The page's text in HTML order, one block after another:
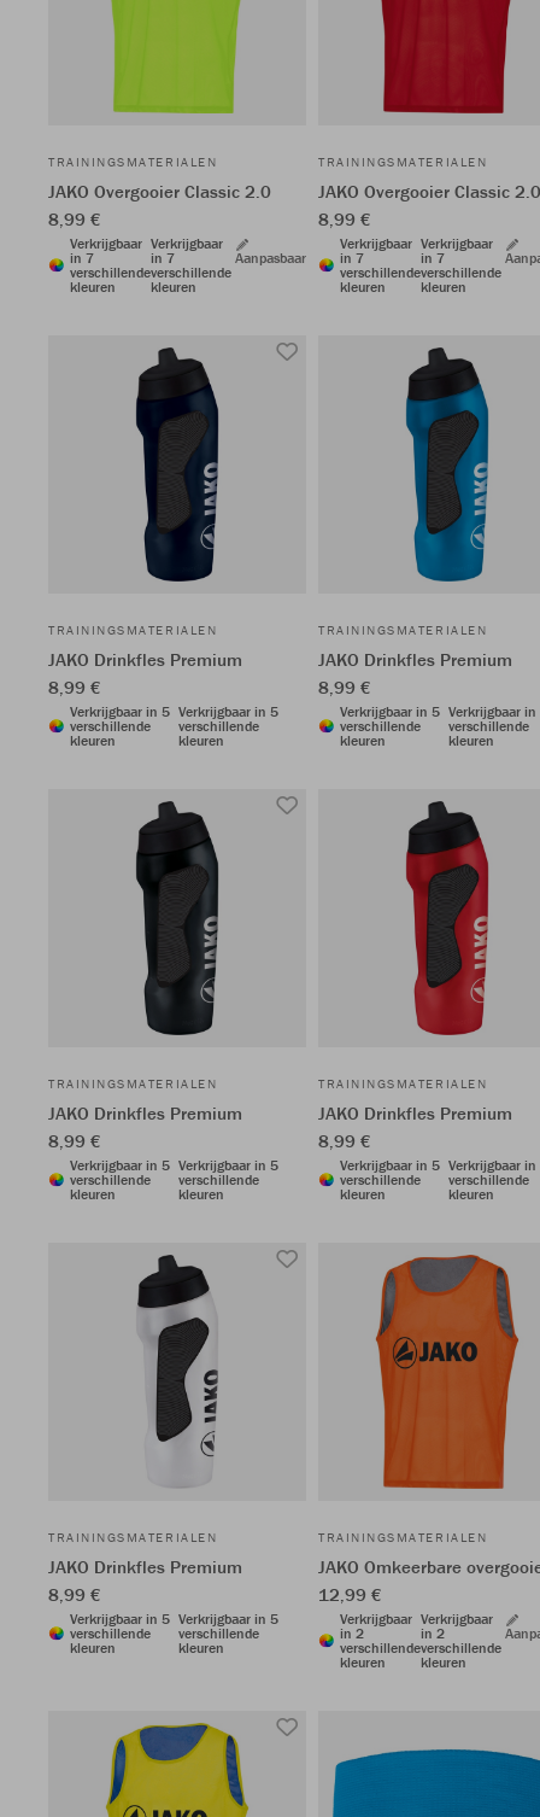
TRAININGSMATERIALEN
JAKO Overgooier Classic 2.0
8,99 €
Verkrijgbaar
in 7
verschillende
kleuren
Verkrijgbaar
in 7
verschillende
kleuren
Aanpasbaar
TRAININGSMATERIALEN
JAKO Overgooier Classic 2.0
8,99 €
Verkrijgbaar
in 7
verschillende
kleuren
Verkrijgbaar
in 7
verschillende
kleuren
TRAININGSMATERIALEN
JAKO Drinkfles Premium
8,99 €
Verkrijgbaar in 5
verschillende
kleuren
Verkrijgbaar in 5
verschillende
kleuren
TRAININGSMATERIALEN
JAKO Drinkfles Premium
8,99 €
Verkrijgbaar in 5
verschillende
kleuren
Verkrijgbaar in
verschillende
kleuren
TRAININGSMATERIALEN
JAKO Drinkfles Premium
8,99 €
Verkrijgbaar in 5
verschillende
kleuren
Verkrijgbaar in 5
verschillende
kleuren
TRAININGSMATERIALEN
JAKO Drinkfles Premium
8,99 €
Verkrijgbaar in 5
verschillende
kleuren
Verkrijgbaar in
verschillende
kleuren
TRAININGSMATERIALEN
JAKO Drinkfles Premium
8,99 €
Verkrijgbaar in 5
verschillende
kleuren
Verkrijgbaar in 5
verschillende
kleuren
TRAININGSMATERIALEN
JAKO Omkeerbare
12,99 €
Verkrijgbaar
in 2
verschillende
kleuren
Verkrijgbaar
in 2
verschillende
kleuren